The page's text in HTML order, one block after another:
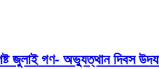
গণ- অভ্যুত্থান দিবস উদযাপন